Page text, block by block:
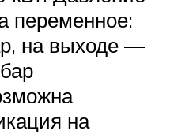
переменное:
на выходе —
на